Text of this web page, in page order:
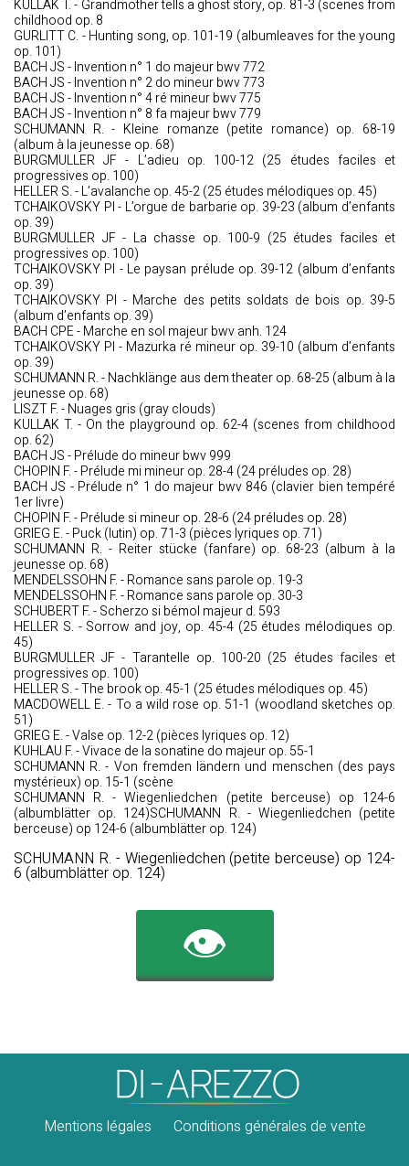
KULLAK T. - Grandmother tells a ghost story, op. 81-3 (scenes from
childhood op. 8
GURLITT C. - Hunting song, op. 101-19 (albumleaves for the young
op. 101)
BACH JS - Invention n° 1 do majeur bwv 772
BACH JS - Invention n° 2 do mineur bwv 773
BACH JS - Invention n° 4 ré mineur bwv 775
BACH JS - Invention n° 8 fa majeur bwv 779
SCHUMANN R. - Kleine romanze (petite romance) op. 68-19
(album à la jeunesse op. 68)
BURGMULLER JF - L’adieu op. 100-12 (25 études faciles et
progressives op. 100)
HELLER S. - L’avalanche op. 45-2 (25 études mélodiques op. 45)
TCHAIKOVSKY PI - L’orgue de barbarie op. 39-23 (album d’enfants
op. 39)
BURGMULLER JF - La chasse op. 100-9 (25 études faciles et
progressives op. 100)
TCHAIKOVSKY PI - Le paysan prélude op. 39-12 (album d’enfants
op. 39)
TCHAIKOVSKY PI - Marche des petits soldats de bois op. 39-5
(album d’enfants op. 39)
BACH CPE - Marche en sol majeur bwv anh. 124
TCHAIKOVSKY PI - Mazurka ré mineur op. 39-10 (album d’enfants
op. 39)
SCHUMANN R. - Nachklänge aus dem theater op. 68-25 (album à la
jeunesse op. 68)
LISZT F. - Nuages gris (gray clouds)
KULLAK T. - On the playground op. 62-4 (scenes from childhood
op. 62)
BACH JS - Prélude do mineur bwv 999
CHOPIN F. - Prélude mi mineur op. 28-4 (24 préludes op. 28)
BACH JS - Prélude n° 1 do majeur bwv 846 (clavier bien tempéré
1er livre)
CHOPIN F. - Prélude si mineur op. 28-6 (24 préludes op. 28)
GRIEG E. - Puck (lutin) op. 71-3 (pièces lyriques op. 71)
SCHUMANN R. - Reiter stücke (fanfare) op. 68-23 (album à la
jeunesse op. 68)
MENDELSSOHN F. - Romance sans parole op. 19-3
MENDELSSOHN F. - Romance sans parole op. 30-3
SCHUBERT F. - Scherzo si bémol majeur d. 593
HELLER S. - Sorrow and joy, op. 45-4 (25 études mélodiques op.
45)
BURGMULLER JF - Tarantelle op. 100-20 (25 études faciles et
progressives op. 100)
HELLER S. - The brook op. 45-1 (25 études mélodiques op. 45)
MACDOWELL E. - To a wild rose op. 51-1 (woodland sketches op.
51)
GRIEG E. - Valse op. 12-2 (pièces lyriques op. 12)
KUHLAU F. - Vivace de la sonatine do majeur op. 55-1
SCHUMANN R. - Von fremden ländern und menschen (des pays
mystérieux) op. 15-1 (scène
SCHUMANN R. - Wiegenliedchen (petite berceuse) op 124-6
(albumblätter op. 124)SCHUMANN R. - Wiegenliedchen (petite
berceuse) op 124-6 (albumblätter op. 124)
SCHUMANN R. - Wiegenliedchen (petite berceuse) op 124-
6 (albumblätter op. 124)
👁️
Mentions légales Conditions générales de vente